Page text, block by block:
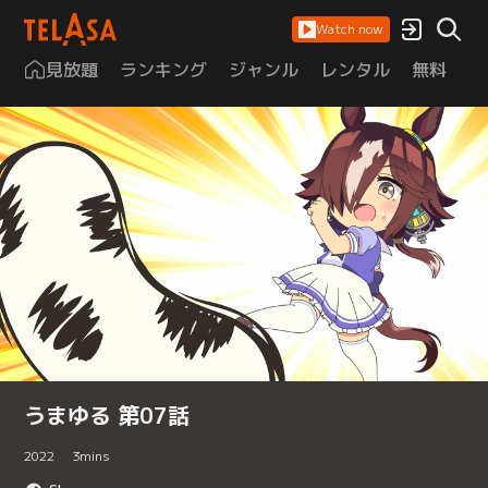
Watch now
見放題 ランキング ジャンル レンタル 無料
うまゆる 第07話
2022 3mins